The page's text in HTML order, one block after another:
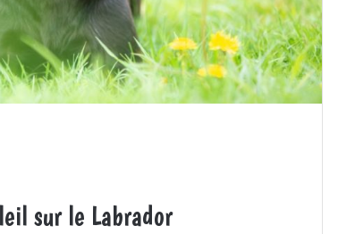
sur le Labrador